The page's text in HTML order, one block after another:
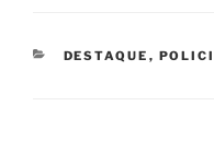
CATEGORIAS
DESTAQUE ,